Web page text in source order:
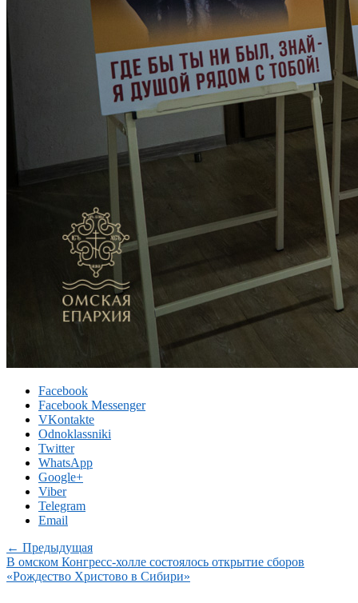
Facebook
Facebook Messenger
VKontakte
Odnoklassniki
Twitter
WhatsApp
Google+
Viber
Telegram
Email
← Предыдущая
В омском Конгресс-холле состоялось открытие сборов
«Рождество Христово в Сибири»